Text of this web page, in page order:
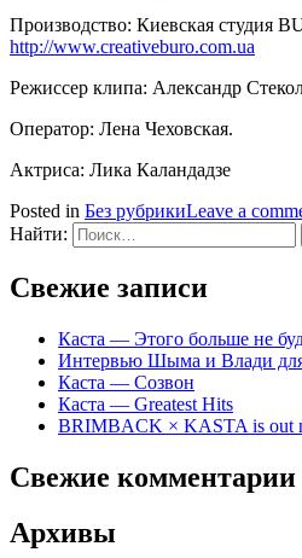
Производство: Киевская студия
http://www.creativeburo.com.ua
Режиссер клипа: Александр
Оператор: Лена Чеховская.
Актриса: Лика Каландадзе
Posted in Без рубрикиLeave a
Найти:
Свежие записи
Каста — Этого больше не
Интервью Шыма и Влади
Каста — Созвон
Каста — Greatest Hits
BRIMBACK × KASTA is out
Свежие комментарии
Архивы